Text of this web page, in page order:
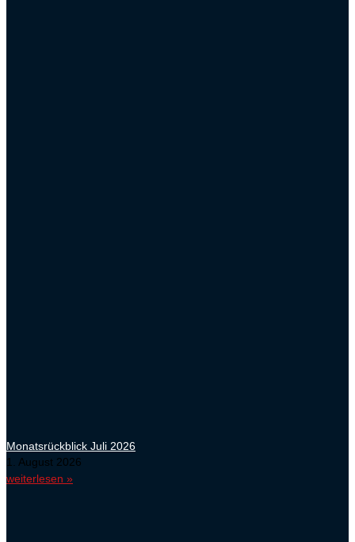
Monatsrückblick Juli 2026
1. August 2026
weiterlesen »